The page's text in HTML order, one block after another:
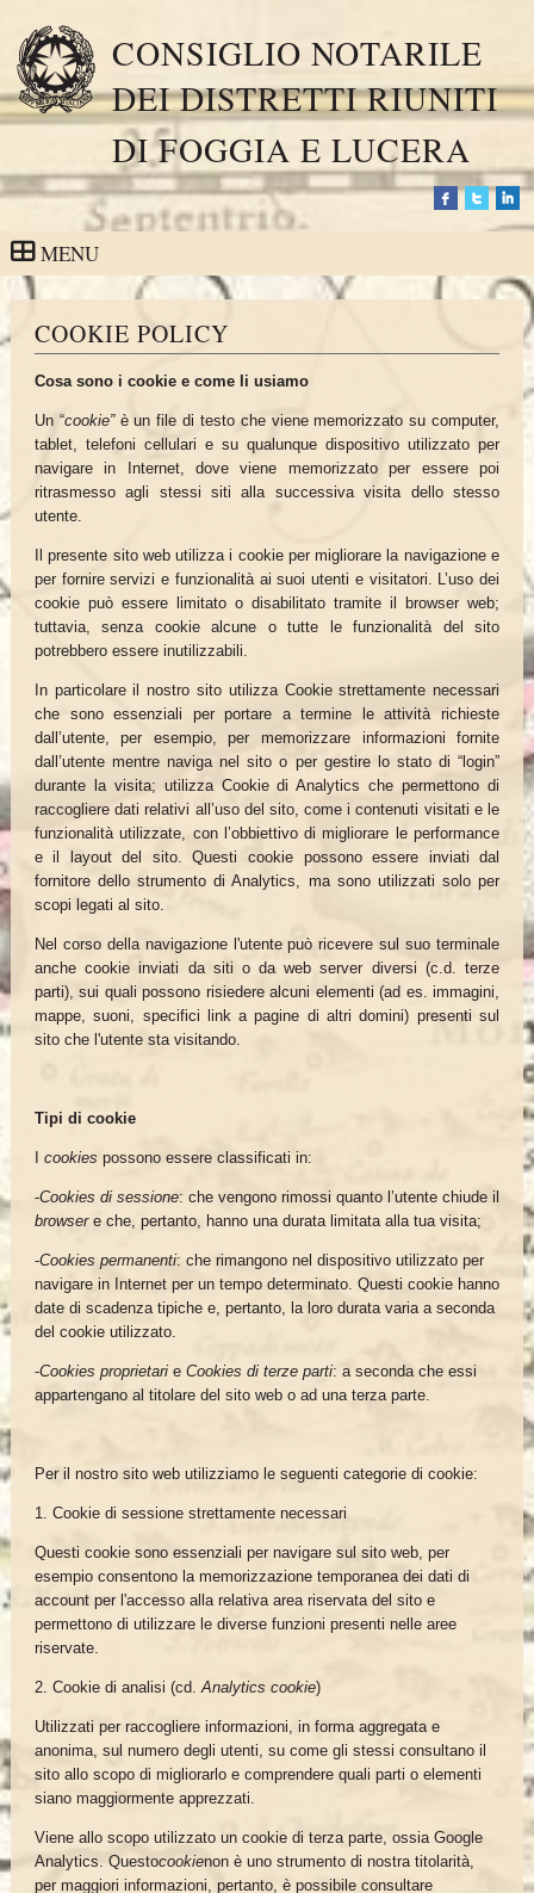
CONSIGLIO NOTARILE
DEI DISTRETTI RIUNITI
DI FOGGIA E LUCERA
MENU
COOKIE POLICY
Cosa sono i cookie e come li usiamo
Un “cookie” è un file di testo che viene memorizzato su computer,
tablet, telefoni cellulari e su qualunque dispositivo utilizzato per
navigare in Internet, dove viene memorizzato per essere poi
ritrasmesso agli stessi siti alla successiva visita dello stesso
utente.
Il presente sito web utilizza i cookie per migliorare la navigazione e
per fornire servizi e funzionalità ai suoi utenti e visitatori. L’uso dei
cookie può essere limitato o disabilitato tramite il browser web;
tuttavia, senza cookie alcune o tutte le funzionalità del sito
potrebbero essere inutilizzabili.
In particolare il nostro sito utilizza Cookie strettamente necessari
che sono essenziali per portare a termine le attività richieste
dall’utente, per esempio, per memorizzare informazioni fornite
dall’utente mentre naviga nel sito o per gestire lo stato di “login”
durante la visita; utilizza Cookie di Analytics che permettono di
raccogliere dati relativi all’uso del sito, come i contenuti visitati e le
funzionalità utilizzate, con l’obbiettivo di migliorare le performance
e il layout del sito. Questi cookie possono essere inviati dal
fornitore dello strumento di Analytics, ma sono utilizzati solo per
scopi legati al sito.
Nel corso della navigazione l'utente può ricevere sul suo terminale
anche cookie inviati da siti o da web server diversi (c.d. terze
parti), sui quali possono risiedere alcuni elementi (ad es. immagini,
mappe, suoni, specifici link a pagine di altri domini) presenti sul
sito che l'utente sta visitando.
Tipi di cookie
cookies possono essere classificati in:
-Cookies di sessione: che vengono rimossi quanto l’utente chiude il
browsere che, pertanto, hanno una durata limitata alla tua visita;
-Cookies permanenti: che rimangono nel dispositivo utilizzato per
navigare in Internet per un tempo determinato. Questi cookie hanno
date di scadenza tipiche e, pertanto, la loro durata varia a seconda
del cookie utilizzato.
-Cookies proprietarie Cookies di terze parti: a seconda che essi
appartengano al titolare del sito web o ad una terza parte.
Per il nostro sito web utilizziamo le seguenti categorie di cookie:
1. Cookie di sessione strettamente necessari
Questi cookie sono essenziali per navigare sul sito web, per
esempio consentono la memorizzazione temporanea dei dati di
account per l'accesso alla relativa area riservata del sito e
permettono di utilizzare le diverse funzioni presenti nelle aree
riservate.
2. Cookie di analisi (cd.Analytics cookie)
Utilizzati per raccogliere informazioni, in forma aggregata e
anonima, sul numero degli utenti, su come gli stessi consultano il
sito allo scopo di migliorarlo e comprendere quali parti o elementi
siano maggiormente apprezzati.
Viene allo scopo utilizzato un cookie di terza parte, ossia Google
Analytics. Questocookienon è uno strumento di nostra titolarità,
per maggiori informazioni, pertanto, è possibile consultare